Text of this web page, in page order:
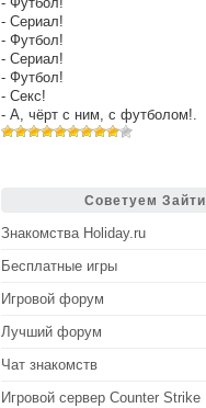
- Сериал!
- Футбол!
- Сериал!
- Футбол!
- Секс!
- А, чёрт с ним, с футболом!.
Советуем Зайти
Знакомства Holiday.ru
Бесплатные игры
Игровой форум
Лучший форум
Чат знакомств
Игровой сервер Counter Strike